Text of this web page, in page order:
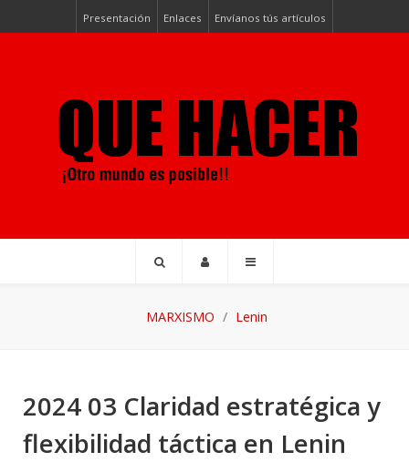
Presentación Enlaces Envíanos tús artículos
MARXISMO Lenin
2024 03 Claridad estratégica y
flexibilidad táctica en Lenin